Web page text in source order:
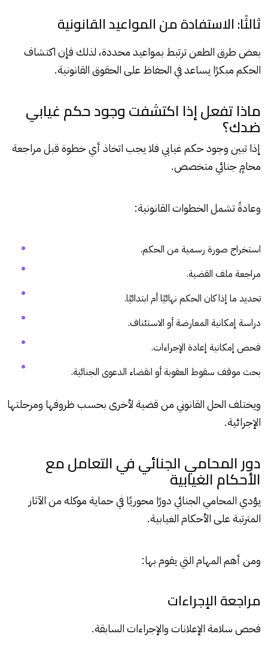
ثالثًا: الاستفادة من المواعيد القانونية
بعض طرق الطعن ترتبط بمواعيد محددة، لذلك فإن اكتشاف
الحكم مبكرًا يساعد في الحفاظ على الحقوق القانونية.
ماذا تفعل إذا اكتشفت وجود حكم غيابي
ضدك؟
إذا تبين وجود حكم غيابي فلا يجب اتخاذ أي خطوة قبل مراجعة
محامٍ جنائي متخصص.
وعادةً تشمل الخطوات القانونية:
استخراج صورة رسمية من الحكم.
مراجعة ملف القضية.
تحديد ما إذا كان الحكم نهائيًا أم ابتدائيًا.
دراسة إمكانية المعارضة أو الاستئناف.
فحص إمكانية إعادة الإجراءات.
بحث موقف سقوط العقوبة أو انقضاء الدعوى الجنائية.
ويختلف الحل القانوني من قضية لأخرى بحسب ظروفها ومرحلتها
الإجرائية.
دور المحامي الجنائي في التعامل مع
الأحكام الغيابية
يؤدي المحامي الجنائي دورًا محوريًا في حماية موكله من الآثار
المترتبة على الأحكام الغيابية.
ومن أهم المهام التي يقوم بها:
مراجعة الإجراءات
فحص سلامة الإعلانات والإجراءات السابقة.